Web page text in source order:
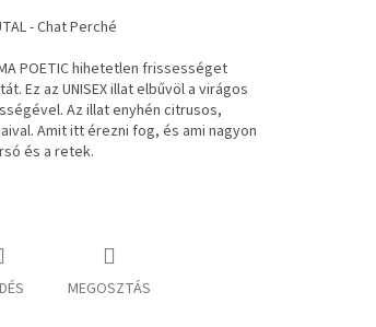
- Chat Perché
POETIC hihetetlen frissességet
Ez az UNISEX illat elbűvöl a virágos
Az illat enyhén citrusos,
Amit itt érezni fog, és ami nagyon
és a retek.
MEGOSZTÁS